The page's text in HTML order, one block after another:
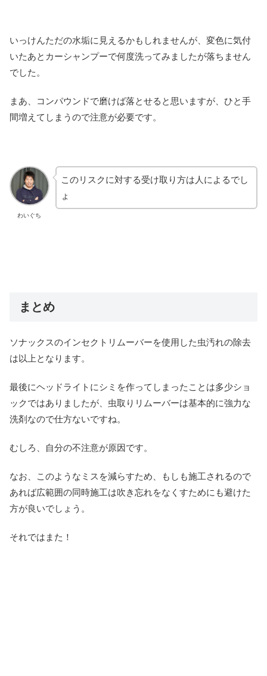
いっけんただの水垢に見えるかもしれませんが、変色に気付
いたあとカーシャンプーで何度洗ってみましたが落ちません
でした。
まあ、コンパウンドで磨けば落とせると思いますが、ひと手
間増えてしまうので注意が必要です。
わいぐち
このリスクに対する受け取り方は人によるでし
ょ
まとめ
ソナックスのインセクトリムーバーを使用した虫汚れの除去
は以上となります。
最後にヘッドライトにシミを作ってしまったことは多少ショ
ックではありましたが、虫取りリムーバーは基本的に強力な
洗剤なので仕方ないですね。
むしろ、自分の不注意が原因です。
なお、このようなミスを減らすため、もしも施工されるので
あれば広範囲の同時施工は吹き忘れをなくすためにも避けた
方が良いでしょう。
それではまた！